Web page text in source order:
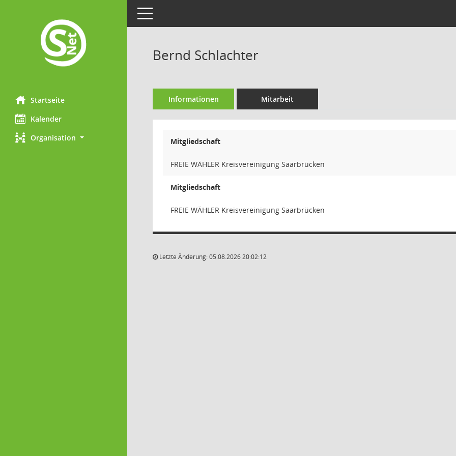
Startseite
Kalender
Organisation
Toggle navigation
Bernd Schlachter
Informationen Mitarbeit
Mitgliedschaft
FREIE WÄHLER Kreisvereinigung Saarbrücken
Mitgliedschaft
FREIE WÄHLER Kreisvereinigung Saarbrücken
Letzte Änderung: 05.08.2026 20:02:12